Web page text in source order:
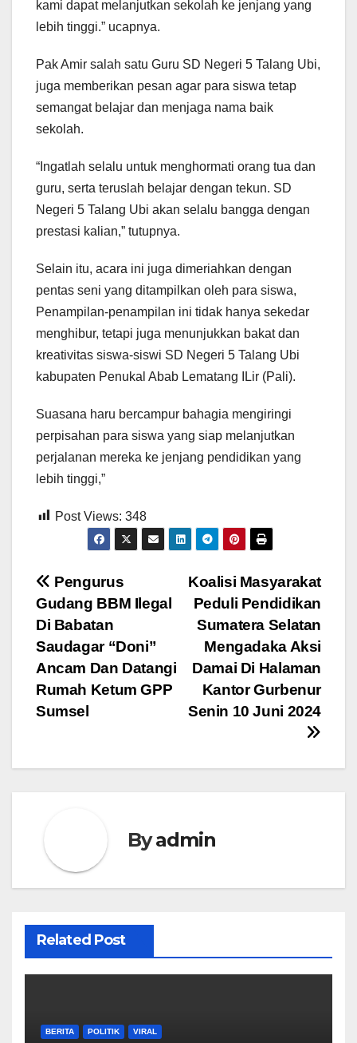
kami dapat melanjutkan sekolah ke jenjang yang
lebih tinggi.” ucapnya.
Pak Amir salah satu Guru SD Negeri 5 Talang Ubi,
juga memberikan pesan agar para siswa tetap
semangat belajar dan menjaga nama baik
sekolah.
“Ingatlah selalu untuk menghormati orang tua dan
guru, serta teruslah belajar dengan tekun. SD
Negeri 5 Talang Ubi akan selalu bangga dengan
prestasi kalian,” tutupnya.
Selain itu, acara ini juga dimeriahkan dengan
pentas seni yang ditampilkan oleh para siswa,
Penampilan-penampilan ini tidak hanya sekedar
menghibur, tetapi juga menunjukkan bakat dan
kreativitas siswa-siswi SD Negeri 5 Talang Ubi
kabupaten Penukal Abab Lematang ILir (Pali).
Suasana haru bercampur bahagia mengiringi
perpisahan para siswa yang siap melanjutkan
perjalanan mereka ke jenjang pendidikan yang
lebih tinggi,”
Post Views: 348
Navigasi
pos
Koalisi Masyarakat
Peduli Pendidikan
Sumatera Selatan
Mengadaka Aksi
Damai Di Halaman
Kantor Gurbenur
Senin 10 Juni 2024
Pengurus
Gudang BBM Ilegal
Di Babatan
Saudagar “Doni”
Ancam Dan Datangi
Rumah Ketum GPP
Sumsel
Byadmin
Related Post
BERITA POLITIK VIRAL